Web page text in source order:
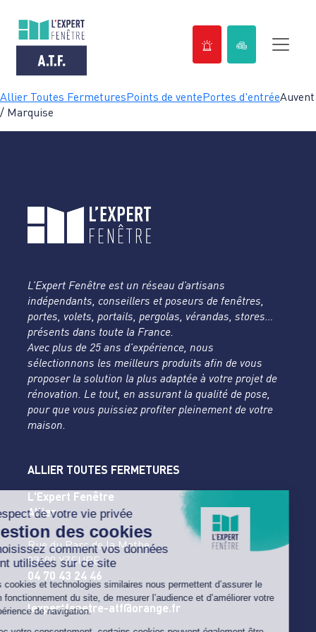
Passer
au
Allier Toutes FermeturesPoints de ventePortes d'entréeAuvent
/ Marquise
L’Expert Fenêtre est un réseau d’artisans
indépendants, conseillers et poseurs de fenêtres,
portes, volets, portails, pergolas, vérandas, stores…
présents dans toute la France.
Avec plus de 25 ans d’expérience, nous
sélectionnons les meilleurs produits afin de vous
proposer la solution la plus adaptée à votre projet de
rénovation. Le tout, en assurant la qualité de pose,
pour que vous puissiez profiter pleinement de votre
maison.
ALLIER TOUTES FERMETURES
L'Expert Fenêtre
Allier
Rue du Parc de la Mothe
03400 YZEURE
04 70 43 24 46
lexpertfenetre-atf@orange.fr